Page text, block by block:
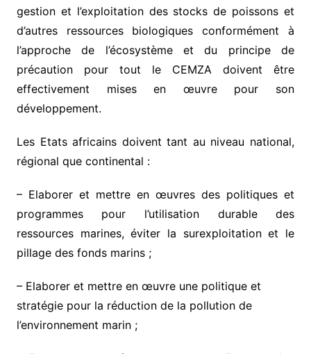
gestion et l’exploitation des stocks de poissons et
d’autres ressources biologiques conformément à
l’approche de l’écosystème et du principe de
précaution pour tout le CEMZA doivent être
effectivement mises en œuvre pour son
développement.
Les Etats africains doivent tant au niveau national,
régional que continental :
– Elaborer et mettre en œuvres des politiques et
programmes pour l’utilisation durable des
ressources marines, éviter la surexploitation et le
pillage des fonds marins ;
– Elaborer et mettre en œuvre une politique et
stratégie pour la réduction de la pollution de
l’environnement marin ;